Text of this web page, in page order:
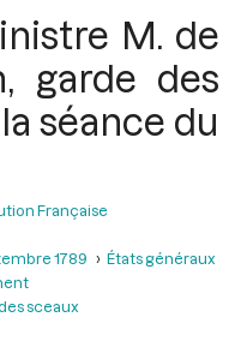
M. de
garde des
séance du
Française
1789
États généraux
sceaux